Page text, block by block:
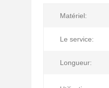
Matériel:
Le service:
Longueur: